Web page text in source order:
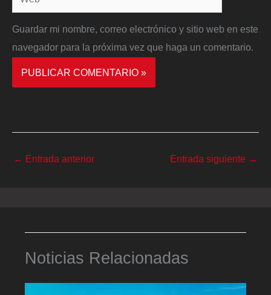
Guardar mi nombre, correo electrónico y sitio web en este
navegador para la próxima vez que haga un comentario.
← Entrada anterior Entrada siguiente →
Noticias Relacionadas